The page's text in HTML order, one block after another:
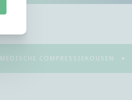
MEDISCHE COMPRESSIEKOUSEN